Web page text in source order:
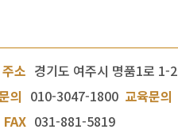
주소 경기도 여주시 명품1로 1-2
의 010-3047-1800 교육문의
FAX 031-881-5819